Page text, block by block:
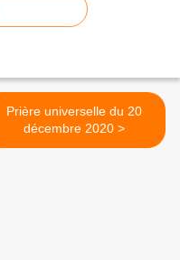
Prière universelle du 20
décembre 2020 >